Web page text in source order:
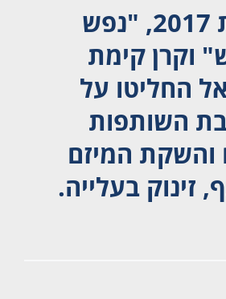
בשנת 2017, "נפש
וקרן קימת
החליטו על
השותפות
והשקת המיזם
זינוק בעלייה.